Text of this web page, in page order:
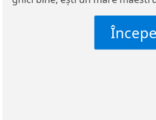
Începe